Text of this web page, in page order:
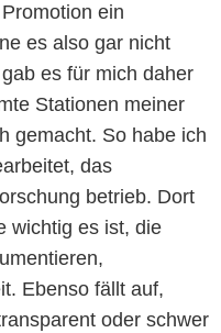
ein
es also gar nicht
es für mich daher
Stationen meiner
gemacht. So habe ich
das
betrieb. Dort
wichtig es ist, die
Ebenso fällt auf,
oder schwer